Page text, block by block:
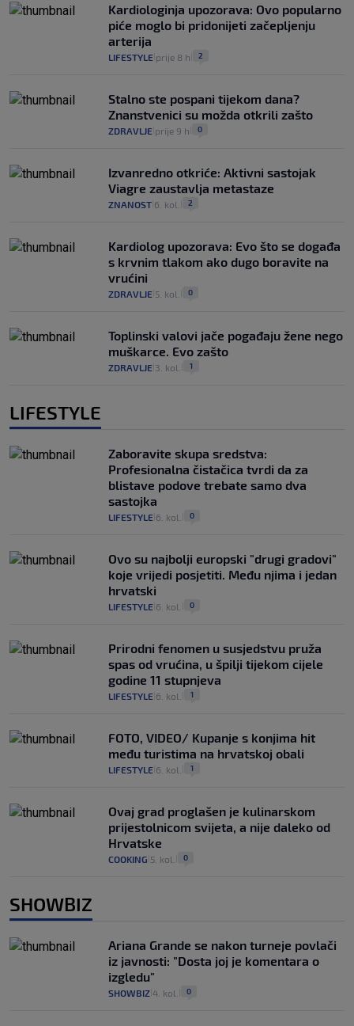
Kardiologinja upozorava: Ovo popularno
piće moglo bi pridonijeti začepljenju
arterija
LIFESTYLE prije 8 h 2
Stalno ste pospani tijekom dana?
Znanstvenici su možda otkrili zašto
ZDRAVLJE prije 9 h 0
Izvanredno otkriće: Aktivni sastojak
Viagre zaustavlja metastaze
ZNANOST 6. kol. 2
Kardiolog upozorava: Evo što se događa
s krvnim tlakom ako dugo boravite na
vrućini
ZDRAVLJE 5. kol. 0
Toplinski valovi jače pogađaju žene nego
muškarce. Evo zašto
ZDRAVLJE 3. kol. 1
LIFESTYLE
Zaboravite skupa sredstva:
Profesionalna čistačica tvrdi da za
blistave podove trebate samo dva
sastojka
LIFESTYLE 6. kol. 0
Ovo su najbolji europski "drugi gradovi"
koje vrijedi posjetiti. Među njima i jedan
hrvatski
LIFESTYLE 6. kol. 0
Prirodni fenomen u susjedstvu pruža
spas od vrućina, u špilji tijekom cijele
godine 11 stupnjeva
LIFESTYLE 6. kol. 1
FOTO, VIDEO/ Kupanje s konjima hit
među turistima na hrvatskoj obali
LIFESTYLE 6. kol. 1
Ovaj grad proglašen je kulinarskom
prijestolnicom svijeta, a nije daleko od
Hrvatske
COOKING 5. kol. 0
SHOWBIZ
Ariana Grande se nakon turneje povlači
iz javnosti: "Dosta joj je komentara o
izgledu"
SHOWBIZ 4. kol. 0